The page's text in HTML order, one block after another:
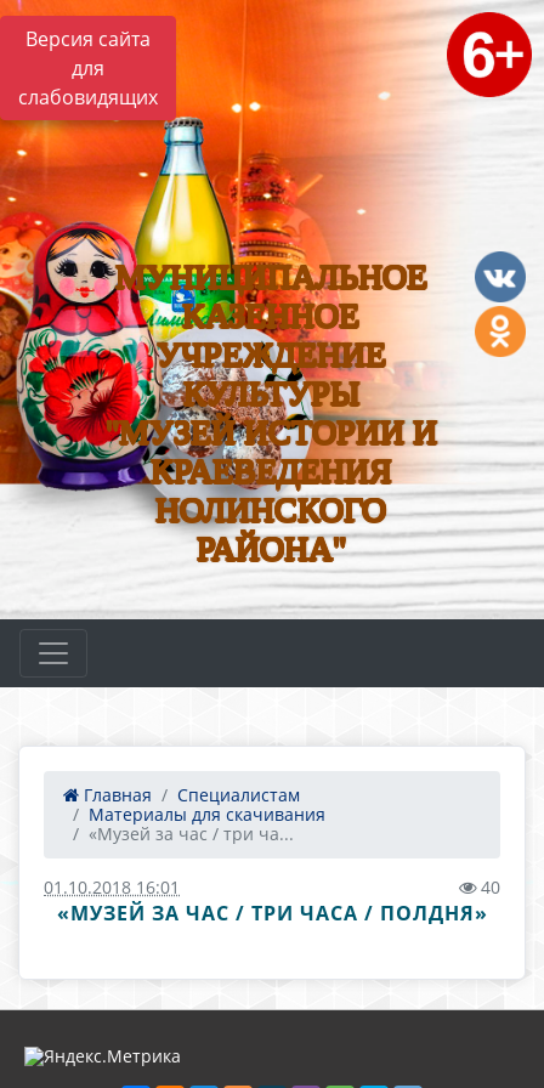
Версия сайта
для
слабовидящих
МУНИЦИПАЛЬНОЕ
КАЗЕННОЕ
УЧРЕЖДЕНИЕ
КУЛЬТУРЫ
"МУЗЕЙ ИСТОРИИ И
КРАЕВЕДЕНИЯ
НОЛИНСКОГО
РАЙОНА"
Главная
Специалистам
Материалы для скачивания
«Музей за час / три ча...
01.10.2018 16:01 40
«МУЗЕЙ ЗА ЧАС / ТРИ ЧАСА / ПОЛДНЯ»